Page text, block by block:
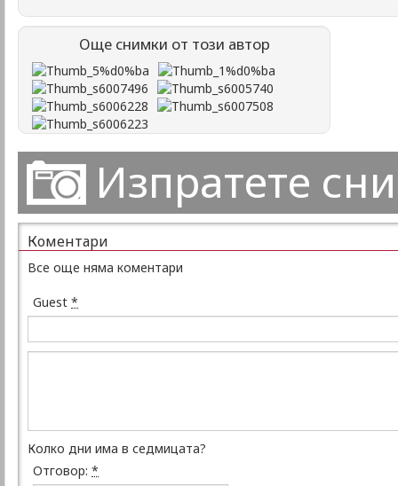
Още снимки от този автор
Изпратете
Коментари
Все още няма коментари
Guest *
Колко дни има в седмицата?
Отговор: *